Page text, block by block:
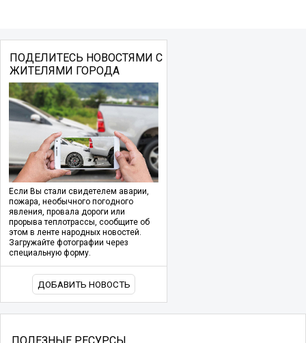
ПОДЕЛИТЕСЬ НОВОСТЯМИ С
ЖИТЕЛЯМИ ГОРОДА
Если Вы стали свидетелем аварии,
пожара, необычного погодного
явления, провала дороги или
прорыва теплотрассы, сообщите об
этом в ленте народных новостей.
Загружайте фотографии через
специальную форму.
ДОБАВИТЬ НОВОСТЬ